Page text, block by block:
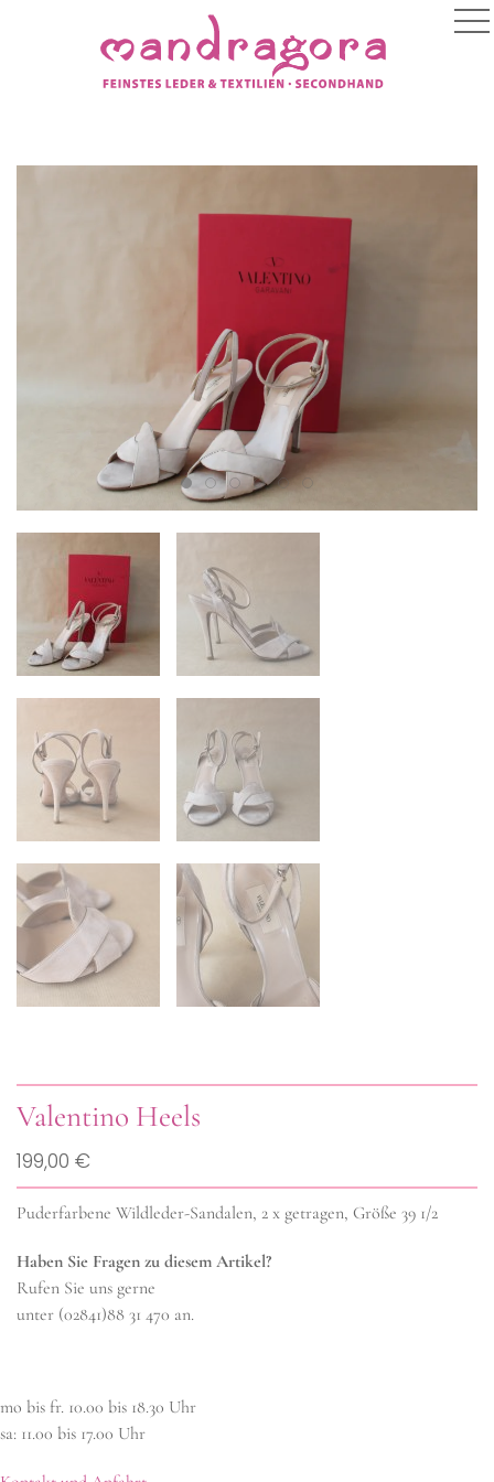
Valentino Heels
199,00 €
Puderfarbene Wildleder-Sandalen, 2 x getragen, Größe 39 1/2
Haben Sie Fragen zu diesem Artikel?
Rufen Sie uns gerne
unter (02841)88 31 470 an.
mo bis fr. 10.00 bis 18.30 Uhr
sa: 11.00 bis 17.00 Uhr